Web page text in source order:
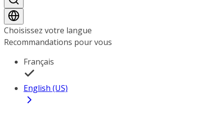
Choisissez votre langue
Recommandations pour vous
Français
English (US)